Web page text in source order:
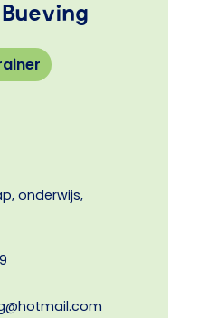
onderwijs,